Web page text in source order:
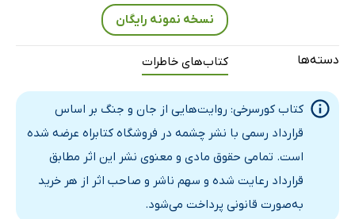
نسخه نمونه رایگان
دسته‌ها کتاب‌های خاطرات
کتاب کورسرخی: روایت‌هایی از جان و جنگ بر اساس
قرارداد رسمی با نشر چشمه در فروشگاه کتابراه عرضه شده
است. تمامی حقوق مادی و معنوی نشر این اثر مطابق
قرارداد رعایت شده و سهم ناشر و صاحب اثر از هر خرید
به‌صورت قانونی پرداخت می‌شود.